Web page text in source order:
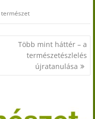
természet
Több mint háttér – a
természetészlelés
újratanulása